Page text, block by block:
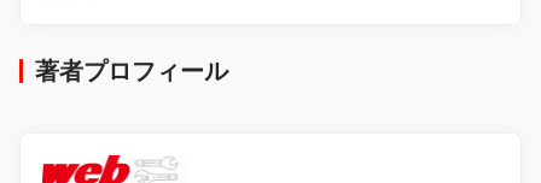
著者プロフィール